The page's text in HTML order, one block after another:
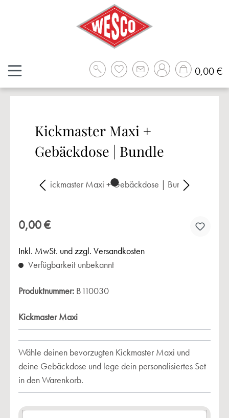
0,00 €
Kickmaster Maxi +
Gebäckdose | Bundle
Bildergalerie überspringen
0,00 €
Inkl. MwSt. und zzgl. Versandkosten
Verfügbarkeit unbekannt
Produktnummer: B110030
Kickmaster Maxi
Wähle deinen bevorzugten Kickmaster Maxi und
deine Gebäckdose und lege dein personalisiertes Set
in den Warenkorb.